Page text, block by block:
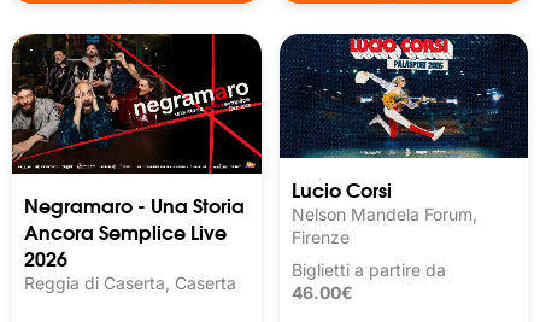
Negramaro - Una Storia
Ancora Semplice Live
2026
Reggia di Caserta, Caserta
Lucio Corsi
Nelson Mandela Forum,
Firenze
Biglietti a partire da
46.00€